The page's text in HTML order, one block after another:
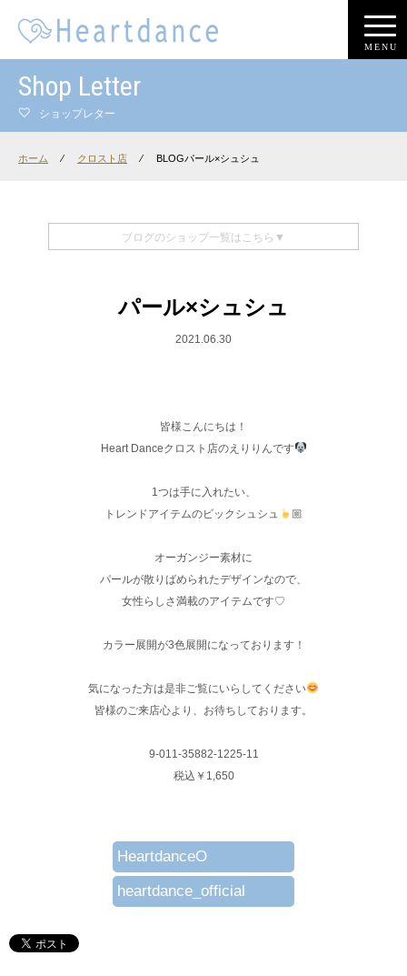
MENU
Shop Letter
ショップレター
ホーム ⁄ クロスト店 ⁄ BLOGパール×シュシュ
ブログのショップ一覧はこちら▼
パール×シュシュ
2021.06.30
皆様こんにちは‪！
Heart Danceクロスト店のえりりんです
1つは手に入れたい、
トレンドアイテムのビックシュシュ
🏼
オーガンジー素材に
パールが散りばめられたデザインなので、
女性らしさ満載のアイテムです♡
カラー展開が3色展開になっております！
気になった方は是非ご覧にいらしてください
皆様のご来店心より、お待ちしております。
9-011-35882-1225-11
税込￥1,650
HeartdanceO
heartdance_official